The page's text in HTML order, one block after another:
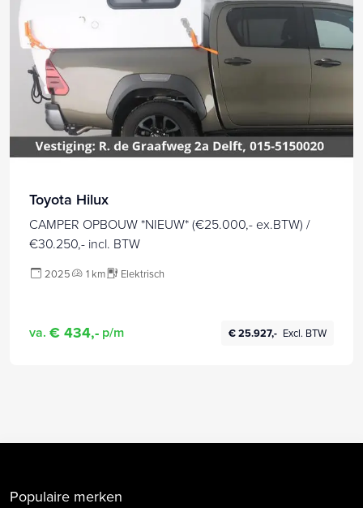
Toyota Hilux
CAMPER OPBOUW *NIEUW* (€25.000,- ex.BTW) /
€30.250,- incl. BTW
2025 1 km Elektrisch
va. € 434,- p/m € 25.927,- Excl. BTW
Populaire merken